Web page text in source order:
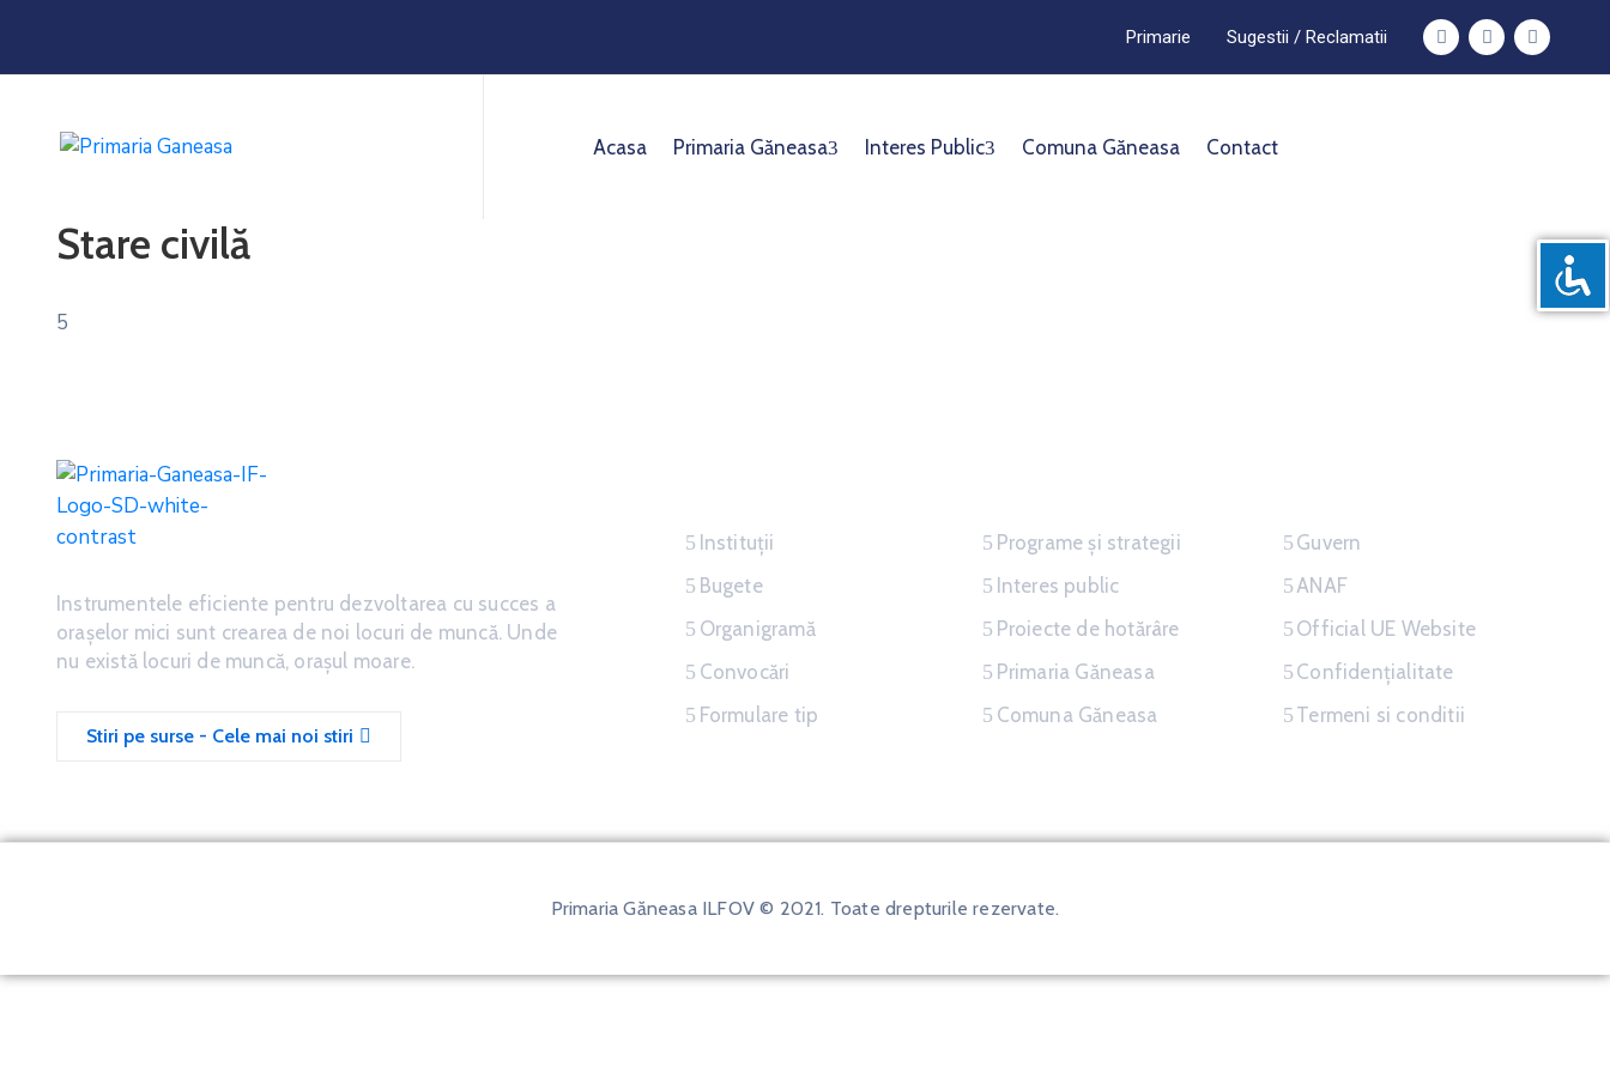
Primarie Sugestii / Reclamatii
Acasa Primaria Găneasa Interes Public Comuna Găneasa Contact
Stare civilă
5
Instrumentele eficiente pentru dezvoltarea cu succes a
oraşelor mici sunt crearea de noi locuri de muncă. Unde
nu există locuri de muncă, oraşul moare.
Stiri pe surse - Cele mai noi stiri
Instituții
Bugete
Organigramă
Convocări
Formulare tip
Programe și strategii
Interes public
Proiecte de hotărâre
Primaria Găneasa
Comuna Găneasa
Guvern
ANAF
Official UE Website
Confidențialitate
Termeni si conditii
Primaria Găneasa ILFOV © 2021. Toate drepturile rezervate.